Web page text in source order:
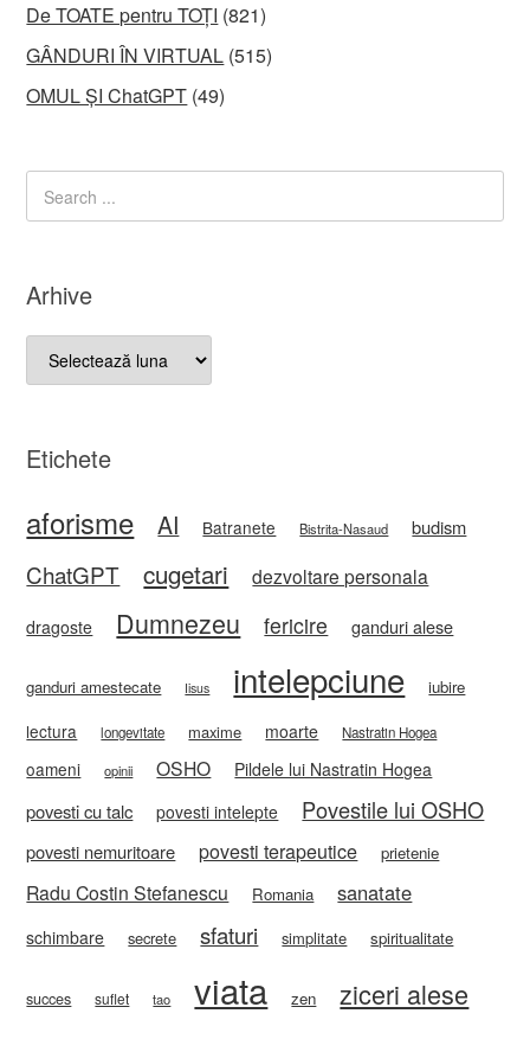
De TOATE pentru TOȚI (821)
GÂNDURI ÎN VIRTUAL (515)
OMUL ȘI ChatGPT (49)
Arhive
Arhive
Etichete
aforisme AI Batranete Bistrita-Nasaud budism
ChatGPT cugetari dezvoltare personala
dragoste Dumnezeu fericire ganduri alese
ganduri amestecate Iisus intelepciune iubire
lectura longevitate maxime moarte Nastratin Hogea
oameni opinii OSHO Pildele lui Nastratin Hogea
povesti cu talc povesti intelepte Povestile lui OSHO
povesti nemuritoare povesti terapeutice prietenie
Radu Costin Stefanescu Romania sanatate
schimbare secrete sfaturi simplitate spiritualitate
succes suflet tao viata zen ziceri alese